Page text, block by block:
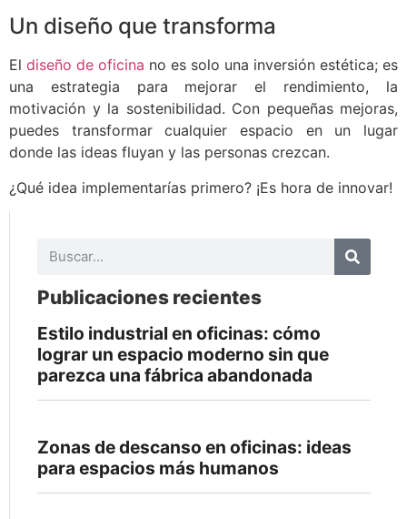
Un diseño que transforma
El diseño de oficina no es solo una inversión estética; es
una estrategia para mejorar el rendimiento, la
motivación y la sostenibilidad. Con pequeñas mejoras,
puedes transformar cualquier espacio en un lugar
donde las ideas fluyan y las personas crezcan.
¿Qué idea implementarías primero? ¡Es hora de innovar!
Publicaciones recientes
Estilo industrial en oficinas: cómo
lograr un espacio moderno sin que
parezca una fábrica abandonada
Zonas de descanso en oficinas: ideas
para espacios más humanos